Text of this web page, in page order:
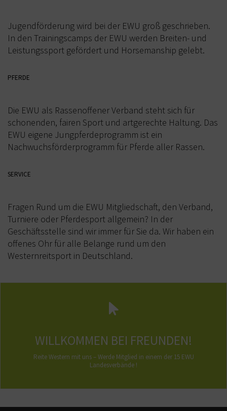
APO AUSBILDUNG TERMINE
KURS TERMINE
TERMINE
APO AUSBILDUNG
KURSE
BREITENSPORT
KONTAKT
IMPRESSUM
DATENSCHUTZ
DOWNLOAD
AUSSCHREIBUNGEN/ERGEBNISSE TURNIERE-EWU-
DOWNLOAD-EWU-BAYERN
FORMULARE / INFOBLÄTTER (BUND)
Jugendförderung wird bei der EWU groß geschrieben.
In den Trainingscamps der EWU werden Breiten- und
Leistungssport gefördert und Horsemanship gelebt.
PFERDE
Die EWU als Rassenoffener Verband steht sich für
schonenden, fairen Sport und artgerechte Haltung. Das
EWU eigene Jungpferdeprogramm ist ein
Nachwuchsförderprogramm für Pferde aller Rassen.
SERVICE
Fragen Rund um die EWU Mitgliedschaft, den Verband,
Turniere oder Pferdesport allgemein? In der
Geschäftsstelle sind wir immer für Sie da. Wir haben ein
offenes Ohr für alle Belange rund um den
Westernreitsport in Deutschland.
WILLKOMMEN BEI FREUNDEN!
Reite Western mit uns – Werde Mitglied in einem der 15 EWU
Landesverbände !